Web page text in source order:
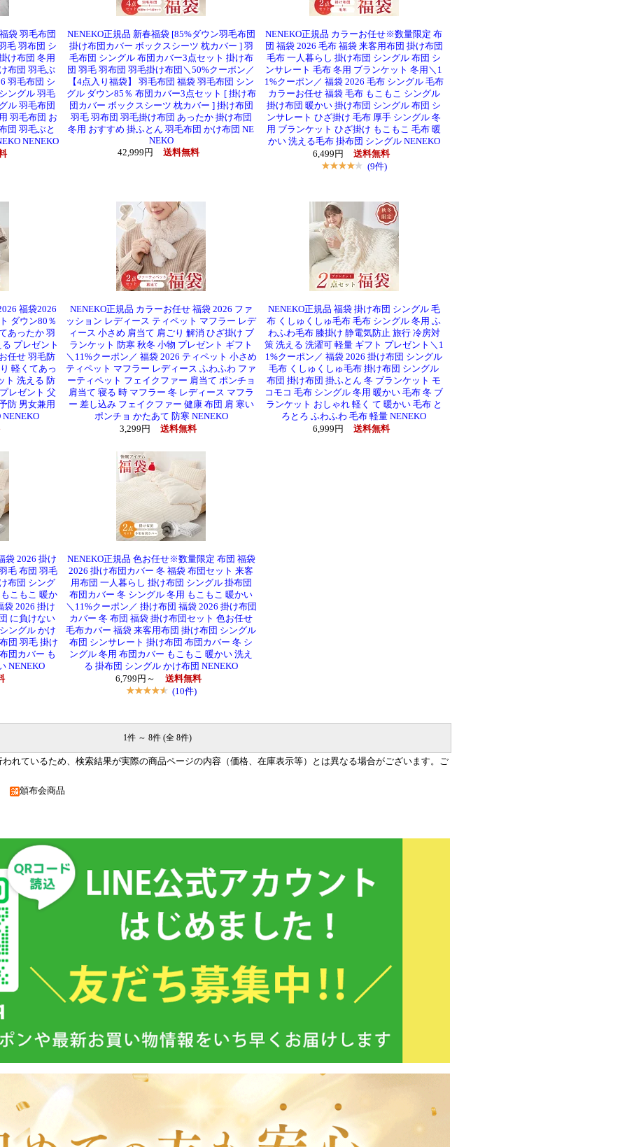
袋 羽毛布団
毛 羽布団 シ
け布団 冬用
布団 羽毛ぶ
羽毛布団 シ
ングル 羽毛
ル 羽毛布団
羽毛布団 お
団 羽毛ぶと
NENEKO
NENEKO正規品 新春福袋 [85%ダウン羽毛布団
掛け布団カバー ボックスシーツ 枕カバー ] 羽
毛布団 シングル 布団カバー3点セット 掛け布
団 羽毛 羽布団 羽毛掛け布団＼50%クーポン／
【4点入り福袋】 羽毛布団 福袋 羽毛布団 シン
グル ダウン85％ 布団カバー3点セット [ 掛け布
団カバー ボックスシーツ 枕カバー ] 掛け布団
羽毛 羽布団 羽毛掛け布団 あったか 掛け布団
冬用 おすすめ 掛ふとん 羽毛布団 かけ布団 NE
NEKO
42,999円
送料無料
NENEKO正規品 カラーお任せ※数量限定 布
団 福袋 2026 毛布 福袋 来客用布団 掛け布団
毛布 一人暮らし 掛け布団 シングル 布団 シ
ンサレート 毛布 冬用 ブランケット 冬用＼1
1%クーポン／ 福袋 2026 毛布 シングル 毛布
カラーお任せ 福袋 毛布 もこもこ シングル
掛け布団 暖かい 掛け布団 シングル 布団 シ
ンサレート ひざ掛け 毛布 厚手 シングル 冬
用 ブランケット ひざ掛け もこもこ 毛布 暖
かい 洗える毛布 掛布団 シングル NENEKO
6,499円
送料無料
(9件)
福袋2026
ダウン80％
あったか 羽
プレゼント
任せ 羽毛防
軽くてあっ
ト 洗える 防
レゼント 父
防 男女兼用
NENEKO正規品 カラーお任せ 福袋 2026 ファ
ッション レディース ティペット マフラー レデ
ィース 小さめ 肩当て 肩ごり 解消 ひざ掛け ブ
ランケット 防寒 秋冬 小物 プレゼント ギフト
＼11%クーポン／ 福袋 2026 ティペット 小さめ
ティペット マフラー レディース ふわふわ ファ
ーティペット フェイクファー 肩当て ポンチョ
肩当て 寝る 時 マフラー 冬 レディース マフラ
ー 差し込み フェイクファー 健康 布団 肩 寒い
ポンチョ かたあて 防寒 NENEKO
3,299円
送料無料
NENEKO正規品 福袋 掛け布団 シングル 毛
布 くしゅくしゅ毛布 毛布 シングル 冬用 ふ
わふわ毛布 膝掛け 静電気防止 旅行 冷房対
策 洗える 洗濯可 軽量 ギフト プレゼント＼1
1%クーポン／ 福袋 2026 掛け布団 シングル
毛布 くしゅくしゅ毛布 掛け布団 シングル
布団 掛け布団 掛ふとん 冬 ブランケット モ
コモコ 毛布 シングル 冬用 暖かい 毛布 冬 ブ
ランケット おしゃれ 軽く て 暖かい 毛布 と
ろとろ ふわふわ 毛布 軽量 NENEKO
6,999円
送料無料
袋 2026 掛け
毛 布団 羽毛
布団 シング
こもこ 暖か
袋 2026 掛け
に負けない
ングル かけ
団 羽毛 掛け
団カバー も
NENEKO
NENEKO正規品 色お任せ※数量限定 布団 福袋
2026 掛け布団カバー 冬 福袋 布団セット 来客
用布団 一人暮らし 掛け布団 シングル 掛布団
布団カバー 冬 シングル 冬用 もこもこ 暖かい
＼11%クーポン／ 掛け布団 福袋 2026 掛け布団
カバー 冬 布団 福袋 掛け布団セット 色お任せ
毛布カバー 福袋 来客用布団 掛け布団 シングル
布団 シンサレート 掛け布団 布団カバー 冬 シ
ングル 冬用 布団カバー もこもこ 暖かい 洗え
る 掛布団 シングル かけ布団 NENEKO
6,799円～
送料無料
(10件)
1件 ～ 8件 (全 8件)
れているため、検索結果が実際の商品ページの内容（価格、在庫表示等）とは異なる場合がございます。ご
頒布会商品